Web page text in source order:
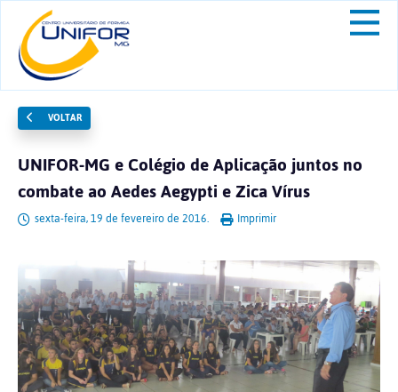
VOLTAR
UNIFOR-MG e Colégio de Aplicação juntos no
combate ao Aedes Aegypti e Zica Vírus
sexta-feira, 19 de fevereiro de 2016. Imprimir